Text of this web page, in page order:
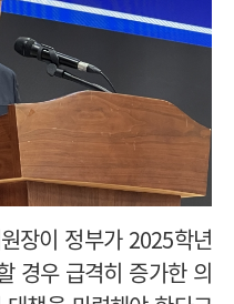
장이 정부가 2025학년
경우 급격히 증가한 의